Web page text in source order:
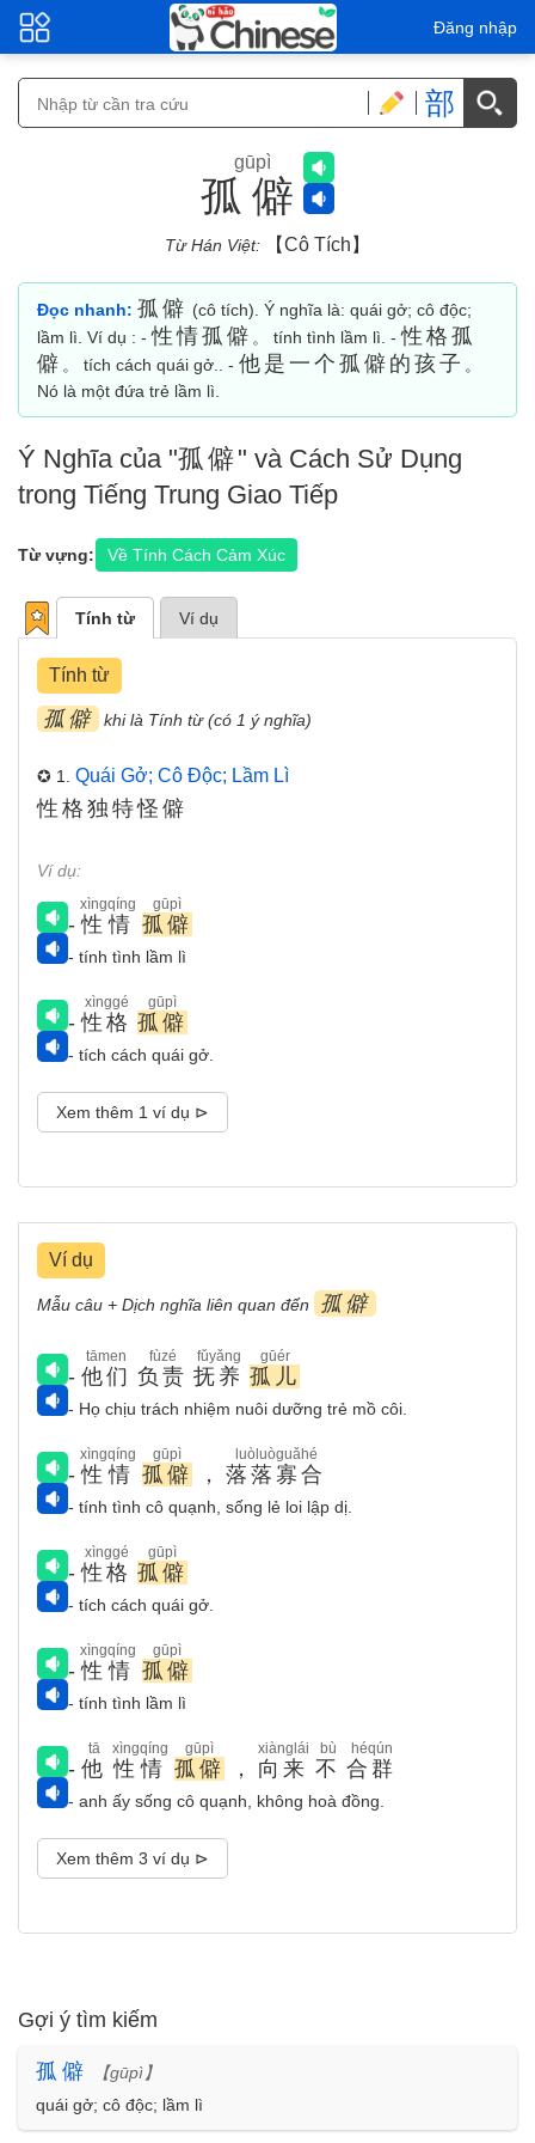
Đăng nhập
部
孤僻
gūpì
Từ Hán Việt: 【cô Tích】
Đọc nhanh: 孤僻 (cô tích). Ý nghĩa là: quái gở; cô độc;
lầm lì. Ví dụ : -性情孤僻 。 tính tình lầm lì. -性格孤
僻 。 tích cách quái gở.. - 他是一个孤僻的孩子 。
Nó là một đứa trẻ lầm lì.
Ý Nghĩa của "孤僻 " và Cách Sử Dụng
trong Tiếng Trung Giao Tiếp
Từ vựng: Về Tính Cách Cảm Xúc
Tính từ Ví dụ
Tính từ
孤僻 khi là Tính từ (có 1 ý nghĩa)
✪ 1. Quái Gở; Cô Độc; Lầm Lì
性格独特怪僻
Ví dụ:
-性情
xìngqíng
孤僻
gūpì
- tính tình lầm lì
-性格
xìnggé
孤僻
gūpì
- tích cách quái gở.
Xem thêm 1 ví dụ ⊳
Ví dụ
Mẫu câu + Dịch nghĩa liên quan đến 孤僻
- 他们
tāmen
负责
fùzé
抚养
fǔyǎng
孤儿
gūér
- Họ chịu trách nhiệm nuôi dưỡng trẻ mồ côi.
-性情
xìngqíng
孤僻
gūpì
， 落落寡合
luòluòguǎhé
- tính tình cô quạnh, sống lẻ loi lập dị.
-性格
xìnggé
孤僻
gūpì
- tích cách quái gở.
-性情
xìngqíng
孤僻
gūpì
- tính tình lầm lì
- 他
tā
性情
xìngqíng
孤僻
gūpì
， 向来
xiànglái
不
bù
合群
héqún
- anh ấy sống cô quạnh, không hoà đồng.
Xem thêm 3 ví dụ ⊳
Gợi ý tìm kiếm
孤 僻
【gūpì】
quái gở; cô độc; lầm lì